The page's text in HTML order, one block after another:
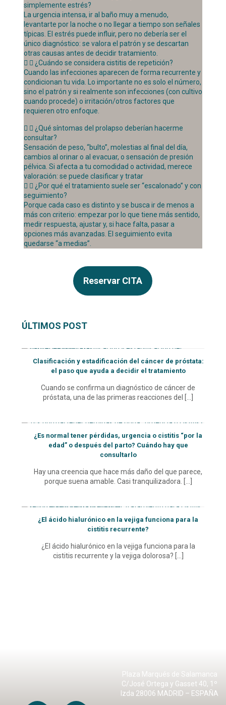
simplemente estrés?
La urgencia intensa, ir al baño muy a menudo,
levantarte por la noche o no llegar a tiempo son señales
típicas. El estrés puede influir, pero no debería ser el
único diagnóstico: se valora el patrón y se descartan
otras causas antes de decidir tratamiento.
¿Cuándo se considera cistitis de repetición?
Cuando las infecciones aparecen de forma recurrente y
condicionan tu vida. Lo importante no es solo el número,
sino el patrón y si realmente son infecciones (con cultivo
cuando procede) o irritación/otros factores que
requieren otro enfoque.
¿Qué síntomas del prolapso deberían hacerme
consultar?
Sensación de peso, “bulto”, molestias al final del día,
cambios al orinar o al evacuar, o sensación de presión
pélvica. Si afecta a tu comodidad o actividad, merece
valoración: se puede clasificar y tratar
¿Por qué el tratamiento suele ser “escalonado” y con
seguimiento?
Porque cada caso es distinto y se busca ir de menos a
más con criterio: empezar por lo que tiene más sentido,
medir respuesta, ajustar y, si hace falta, pasar a
opciones más avanzadas. El seguimiento evita
quedarse “a medias”.
Reservar CITA
ÚLTIMOS POST
Clasificación y estadificación del cáncer de próstata:
el paso que ayuda a decidir el tratamiento
Cuando se confirma un diagnóstico de cáncer de
próstata, una de las primeras reacciones del
¿Es normal tener pérdidas, urgencia o cistitis “por la
edad” o después del parto? Cuándo hay que
consultarlo
Hay una creencia que hace más daño del que parece,
porque suena amable. Casi tranquilizadora.
¿El ácido hialurónico en la vejiga funciona para la
cistitis recurrente?
¿El ácido hialurónico en la vejiga funciona para la
cistitis recurrente y la vejiga dolorosa?
Plaza Marqués de Salamanca
C/José Ortega y Gasset 40, 1º
Izda 28006 MADRID – ESPAÑA